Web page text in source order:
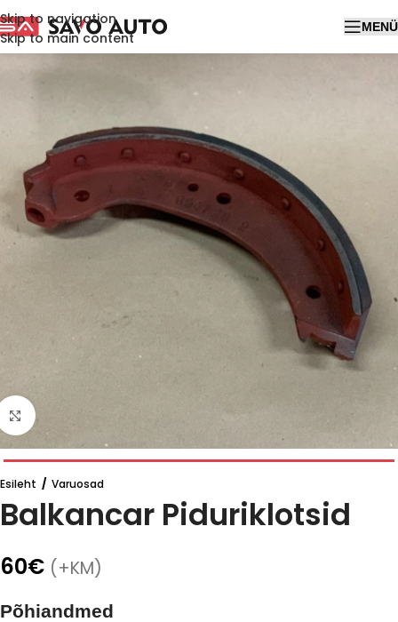
Skip to navigation
Skip to main content
Click to enlarge
Esileht / Varuosad
Balkancar Piduriklotsid
60€ (+KM)
Põhiandmed